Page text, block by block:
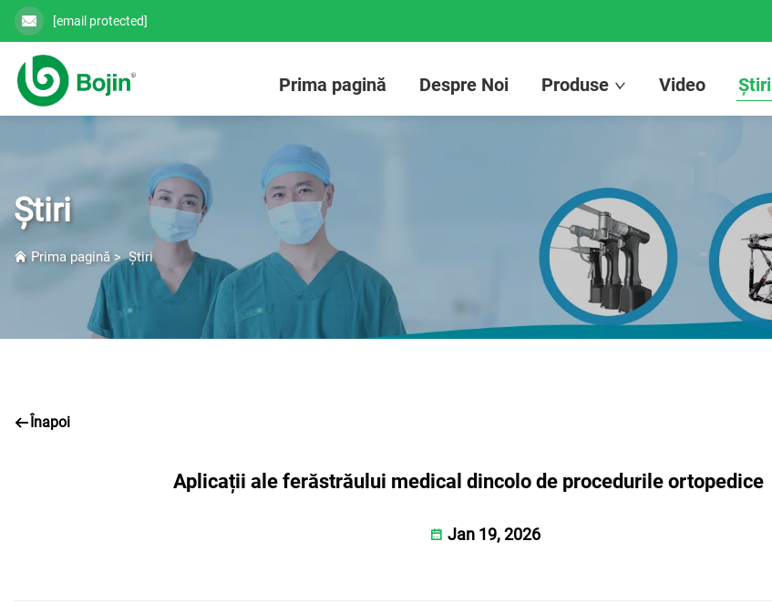
[email protected]
Prima pagină Despre Noi Produse Video Știri
Știri
Prima pagină>Știri
Înapoi
Aplicații ale ferăstrăului medical dincolo de procedurile ortopedice
Jan 19, 2026